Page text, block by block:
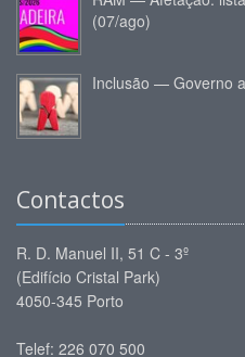
(07/ago)
Inclusão — Governo
Contactos
R. D. Manuel II, 51 C - 3º
(Edifício Cristal Park)
4050-345 Porto
Telef: 226 070 500